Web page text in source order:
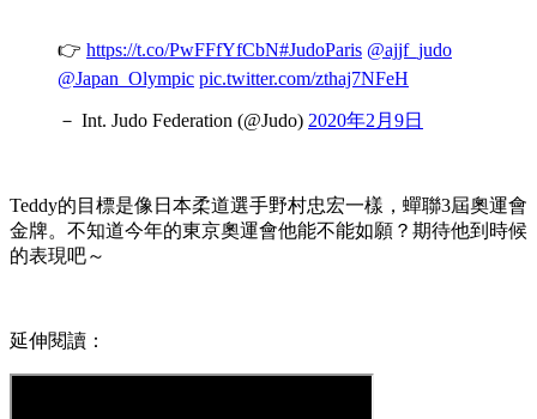
👉 https://t.co/PwFFfYfCbN#JudoParis @ajjf_judo
@Japan_Olympic pic.twitter.com/zthaj7NFeH
－ Int. Judo Federation (@Judo) 2020年2月9日
Teddy的目標是像日本柔道選手野村忠宏一樣，蟬聯3屆奧運會
金牌。不知道今年的東京奧運會他能不能如願？期待他到時候
的表現吧～
延伸閱讀：